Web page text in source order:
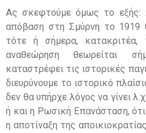
Ας σκεφτούμε όμως το εξής:
απόβαση στη Σμύρνη το 1919
τότε ή σήμερα,
αναθεώρηση θεωρείται
καταστρέφει τις ιστορικές
διευρύνουμε το ιστορικό
δεν θα υπήρχε λόγος να γίνει
ή και η Ρωσική Επανάσταση,
η αποτίναξη της